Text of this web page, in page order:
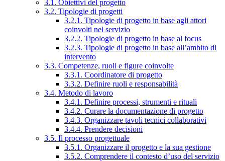
3.1. Obiettivi del progetto
3.2. Tipologie di progetti
3.2.1. Tipologie di progetto in base agli attori
coinvolti nel servizio
3.2.2. Tipologie di progetto in base al focus
3.2.3. Tipologie di progetto in base all’ambito di
intervento
3.3. Competenze, ruoli e figure coinvolte
3.3.1. Coordinatore di progetto
3.3.2. Definire ruoli e responsabilità
3.4. Metodo di lavoro
3.4.1. Definire processi, strumenti e rituali
3.4.2. Curare la documentazione di progetto
3.4.3. Organizzare tavoli tecnici collaborativi
3.4.4. Prendere decisioni
3.5. Il processo progettuale
3.5.1. Organizzare il progetto e la sua gestione
3.5.2. Comprendere il contesto d’uso del servizio